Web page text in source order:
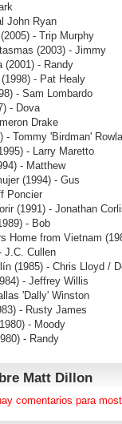
John Ryan
(2005) - Trip Murphy
(2003) - Jimmy
(2001) - Randy
(1998) - Pat Healy
- Sam Lombardo
- Dova
Drake
- Tommy 'Birdman'
- Larry Maretto
- Matthew
(1994) - Gus
Poncier
(1991) - Jonathan
- Bob
Home from Vietnam
J.C. Cullen
(1985) - Chris Lloyd /
- Jeffrey Willis
'Dally' Winston
- Rusty James
- Moody
- Randy
Matt Dillon
comentarios para